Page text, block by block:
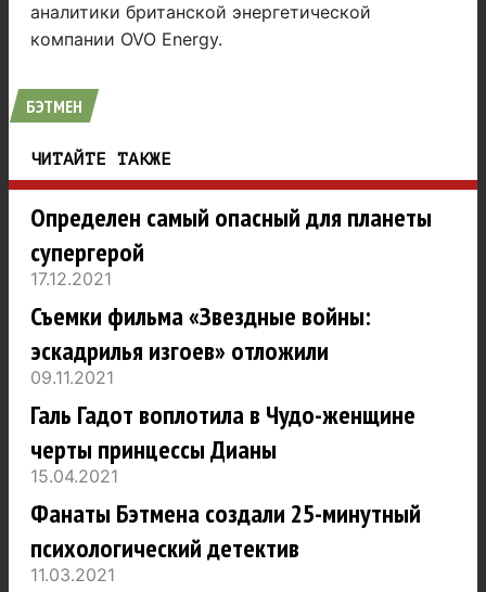
аналитики британской энергетической
компании OVO Energy.
БЭТМЕН
ЧИТАЙТЕ ТАКЖЕ
Определен самый опасный для планеты
супергерой
17.12.2021
Съемки фильма «Звездные войны:
эскадрилья изгоев» отложили
09.11.2021
Галь Гадот воплотила в Чудо-женщине
черты принцессы Дианы
15.04.2021
Фанаты Бэтмена создали 25-минутный
психологический детектив
11.03.2021